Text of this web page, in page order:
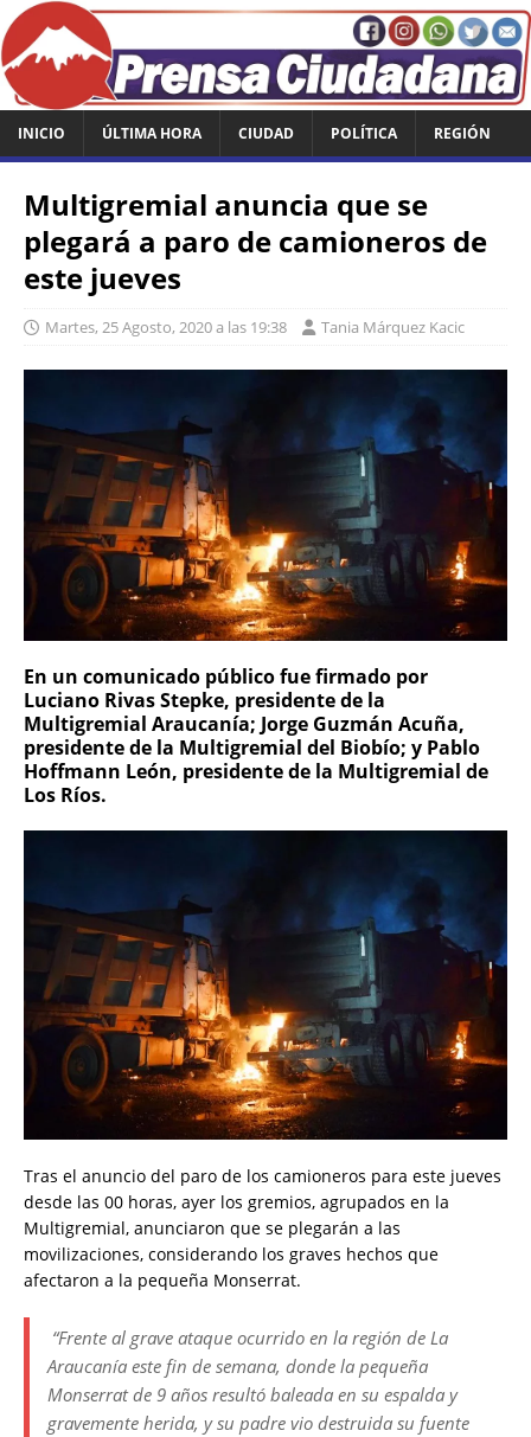
INICIO ÚLTIMA HORA CIUDAD POLÍTICA REGIÓN
Multigremial anuncia que se
plegará a paro de camioneros de
este jueves
Martes, 25 Agosto, 2020 a las 19:38 Tania Márquez Kacic
En un comunicado público fue firmado por
Luciano Rivas Stepke, presidente de la
Multigremial Araucanía; Jorge Guzmán Acuña,
presidente de la Multigremial del Biobío; y Pablo
Hoffmann León, presidente de la Multigremial de
Los Ríos.
Tras el anuncio del paro de los camioneros para este jueves
desde las 00 horas, ayer los gremios, agrupados en la
Multigremial, anunciaron que se plegarán a las
movilizaciones, considerando los graves hechos que
afectaron a la pequeña Monserrat.
“Frente al grave ataque ocurrido en la región de La
Araucanía este fin de semana, donde la pequeña
Monserrat de 9 años resultó baleada en su espalda y
gravemente herida, y su padre vio destruida su fuente